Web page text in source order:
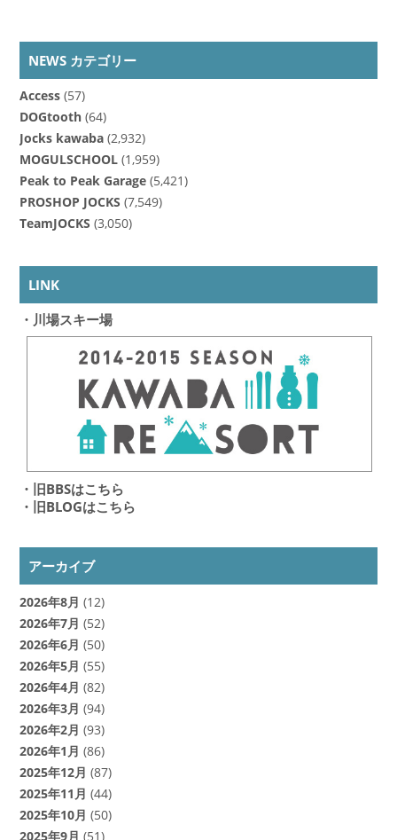
NEWS カテゴリー
Access(57)
DOGtooth(64)
Jocks kawaba(2,932)
MOGULSCHOOL(1,959)
Peak to Peak Garage(5,421)
PROSHOP JOCKS (7,549)
TeamJOCKS (3,050)
LINK
・川場スキー場
・旧BBSはこちら
・旧BLOGはこちら
アーカイブ
2026年8月 (12)
2026年7月 (52)
2026年6月 (50)
2026年5月 (55)
2026年4月 (82)
2026年3月 (94)
2026年2月 (93)
2026年1月 (86)
2025年12月 (87)
2025年11月 (44)
2025年10月 (50)
2025年9月 (51)